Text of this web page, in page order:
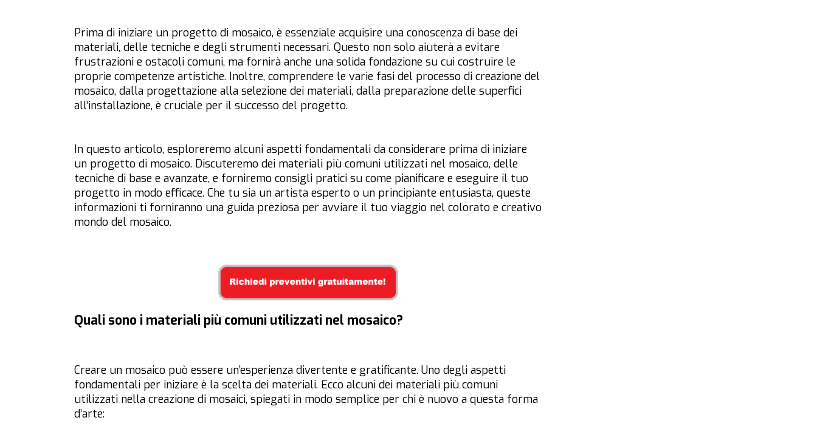
Prima di iniziare un progetto di mosaico, è essenziale acquisire una conoscenza di base dei
materiali, delle tecniche e degli strumenti necessari. Questo non solo aiuterà a evitare
frustrazioni e ostacoli comuni, ma fornirà anche una solida fondazione su cui costruire le
proprie competenze artistiche. Inoltre, comprendere le varie fasi del processo di creazione del
mosaico, dalla progettazione alla selezione dei materiali, dalla preparazione delle superfici
all’installazione, è cruciale per il successo del progetto.
In questo articolo, esploreremo alcuni aspetti fondamentali da considerare prima di iniziare
un progetto di mosaico. Discuteremo dei materiali più comuni utilizzati nel mosaico, delle
tecniche di base e avanzate, e forniremo consigli pratici su come pianificare e eseguire il tuo
progetto in modo efficace. Che tu sia un artista esperto o un principiante entusiasta, queste
informazioni ti forniranno una guida preziosa per avviare il tuo viaggio nel colorato e creativo
mondo del mosaico.
Quali sono i materiali più comuni utilizzati nel mosaico?
Creare un mosaico può essere un’esperienza divertente e gratificante. Uno degli aspetti
fondamentali per iniziare è la scelta dei materiali. Ecco alcuni dei materiali più comuni
utilizzati nella creazione di mosaici, spiegati in modo semplice per chi è nuovo a questa forma
d’arte: